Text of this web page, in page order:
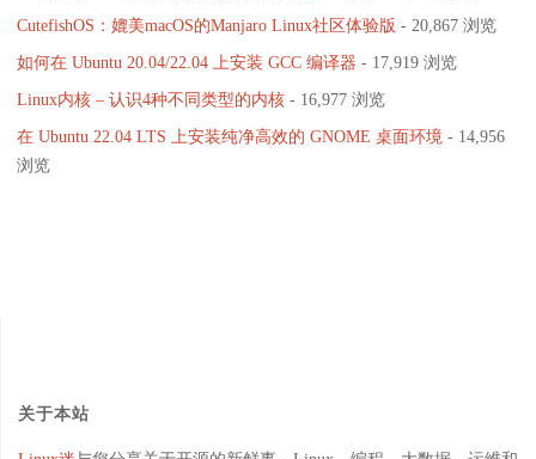
全
CutefishOS：媲美macOS的Manjaro Linux社区体验版 - 20,867 浏览
如何在 Ubuntu 20.04/22.04 上安装 GCC 编译器 - 17,919 浏览
Linux内核 – 认识4种不同类型的内核- 16,977 浏览
在 Ubuntu 22.04 LTS 上安装纯净高效的 GNOME 桌面环境 - 14,956
浏览
关于本站